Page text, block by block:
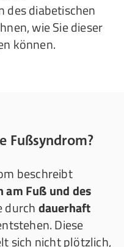
des diabetischen
wie Sie dieser
können.
Fußsyndrom?
beschreibt
am Fuß und des
durchdauerhaft
Diese
sich nicht plötzlich,